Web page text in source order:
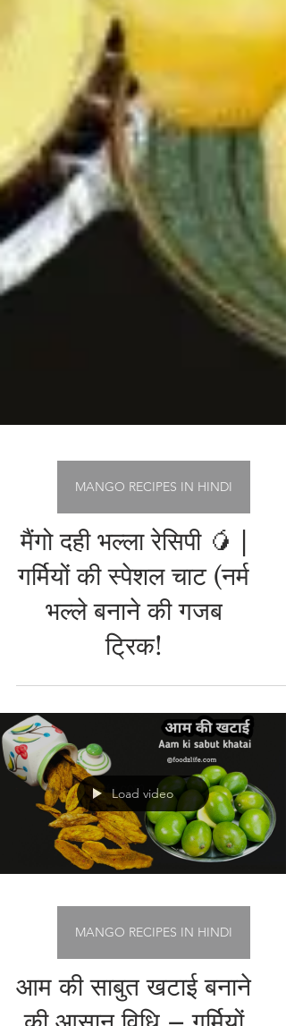
MANGO RECIPES IN HINDI
मैंगो दही भल्ला रेसिपी 🥭 |
गर्मियों की स्पेशल चाट (नर्म
भल्ले बनाने की गजब
ट्रिक!